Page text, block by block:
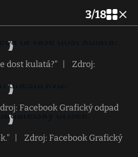
3/18
dost kulatá?"
Zdroj:
Facebook Grafický odpad
Zdroj: Facebook Grafický